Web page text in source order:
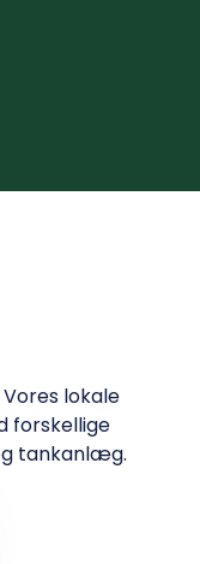
lokale
forskellige
tankanlæg.